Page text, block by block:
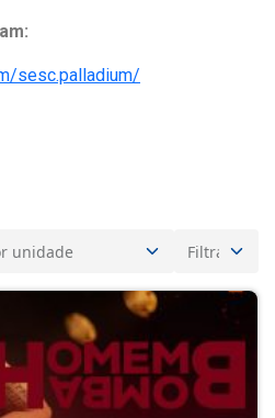
sesc.palladium/